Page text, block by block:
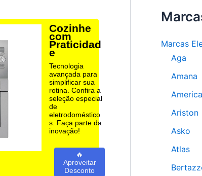
Cozinhe
com
Praticidad
e
Tecnologia
avançada para
simplificar sua
rotina. Confira a
seleção especial
de
eletrodoméstico
s. Faça parte da
inovação!
🔥
Aproveitar
Desconto
e
g
rMarcas
Aga
Amana
Ariston
Asko
Atlas